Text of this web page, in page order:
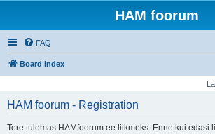
HAM foorum
FAQ
Board index
HAM foorum - Registration
Tere tulemas HAMfoorum.ee liikmeks. Enne kui edasi